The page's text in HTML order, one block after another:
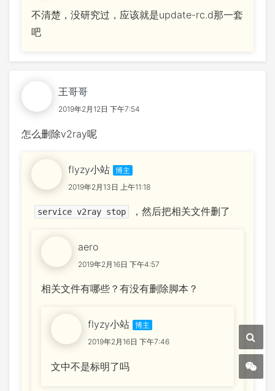
不清楚，没研究过，应该就是update-rc.d那一套
吧
王哥哥
2019年2月12日 下午7:54
怎么删除v2ray呢
flyzy小站
2019年2月13日 上午11:18
service v2ray stop ，然后把相关文件删了
aero
2019年2月16日 下午4:57
相关文件有哪些？有没有删除脚本？
flyzy小站
2019年2月16日 下午7:46
文中不是标明了吗